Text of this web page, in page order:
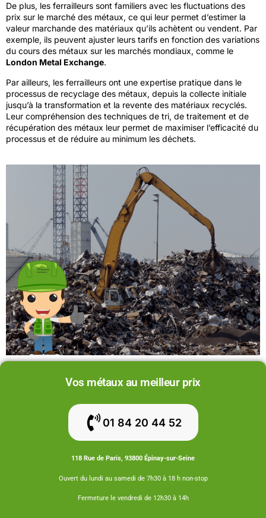
De plus, les ferrailleurs sont familiers avec les fluctuations des
prix sur le marché des métaux, ce qui leur permet d’estimer la
valeur marchande des matériaux qu’ils achètent ou vendent. Par
exemple, ils peuvent ajuster leurs tarifs en fonction des variations
du cours des métaux sur les marchés mondiaux, comme le
London Metal Exchange.
Par ailleurs, les ferrailleurs ont une expertise pratique dans le
processus de recyclage des métaux, depuis la collecte initiale
jusqu’à la transformation et la revente des matériaux recyclés.
Leur compréhension des techniques de tri, de traitement et de
récupération des métaux leur permet de maximiser l’efficacité du
processus et de réduire au minimum les déchets.
Vos métaux au meilleur prix
01 84 20 44 52
118 Rue de Paris, 93800 Épinay-sur-Seine
Ouvert du lundi au samedi de 7h30 à 18 h non-stop
Fermeture le vendredi de 12h30 à 14h